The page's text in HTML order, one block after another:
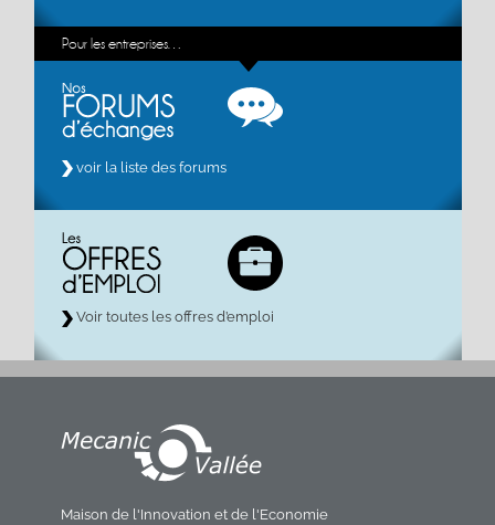
Pour les entreprises…
voir la liste des forums
Voir toutes les offres d’emploi
Maison de l'Innovation et de l'Economie